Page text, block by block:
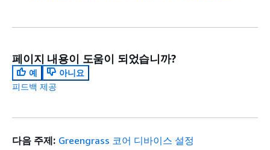
페이지 내용이 도움이 되었습니까?
예
아니요
피드백 제공
다음 주제: Greengrass 코어 디바이스 설정